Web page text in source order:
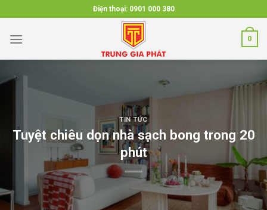
to
content
Điện thoại: 0901 000 380
0
TIN TỨC
Tuyệt chiêu dọn nhà sạch bong trong 20
phút